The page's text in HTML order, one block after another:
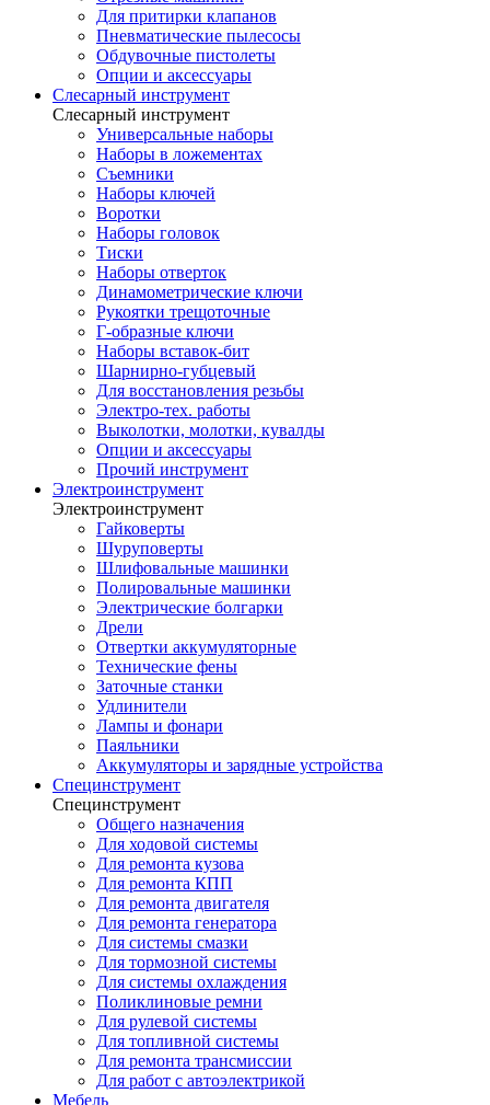
Для притирки клапанов
Пневматические пылесосы
Обдувочные пистолеты
Опции и аксессуары
Слесарный инструмент
Слесарный инструмент
Универсальные наборы
Наборы в ложементах
Съемники
Наборы ключей
Воротки
Наборы головок
Тиски
Наборы отверток
Динамометрические ключи
Рукоятки трещоточные
Г-образные ключи
Наборы вставок-бит
Шарнирно-губцевый
Для восстановления резьбы
Электро-тех. работы
Выколотки, молотки, кувалды
Опции и аксессуары
Прочий инструмент
Электроинструмент
Электроинструмент
Гайковерты
Шуруповерты
Шлифовальные машинки
Полировальные машинки
Электрические болгарки
Дрели
Отвертки аккумуляторные
Технические фены
Заточные станки
Удлинители
Лампы и фонари
Паяльники
Аккумуляторы и зарядные устройства
Специнструмент
Специнструмент
Общего назначения
Для ходовой системы
Для ремонта кузова
Для ремонта КПП
Для ремонта двигателя
Для ремонта генератора
Для системы смазки
Для тормозной системы
Для системы охлаждения
Поликлиновые ремни
Для рулевой системы
Для топливной системы
Для ремонта трансмиссии
Для работ с автоэлектрикой
Мебель